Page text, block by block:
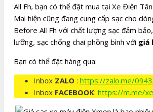
All Fh, bạn có thể đặt mua tại Xe Điện
Mai hiện cũng đang cung cấp sạc cho
Before All Fh với chất lượng sạc đảm
lưỡng, sạc chống chai phồng bình với giá
Bạn có thể đặt hàng qua:
Inbox ZALO : https://zalo.me/
Inbox FACEBOOK: https://m.me/